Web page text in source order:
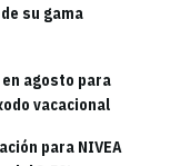
su gama
agosto para
vacacional
para NIVEA